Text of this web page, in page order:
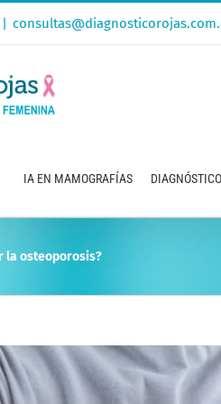
|
IA EN MAMOGRAFÍAS
la osteoporosis?